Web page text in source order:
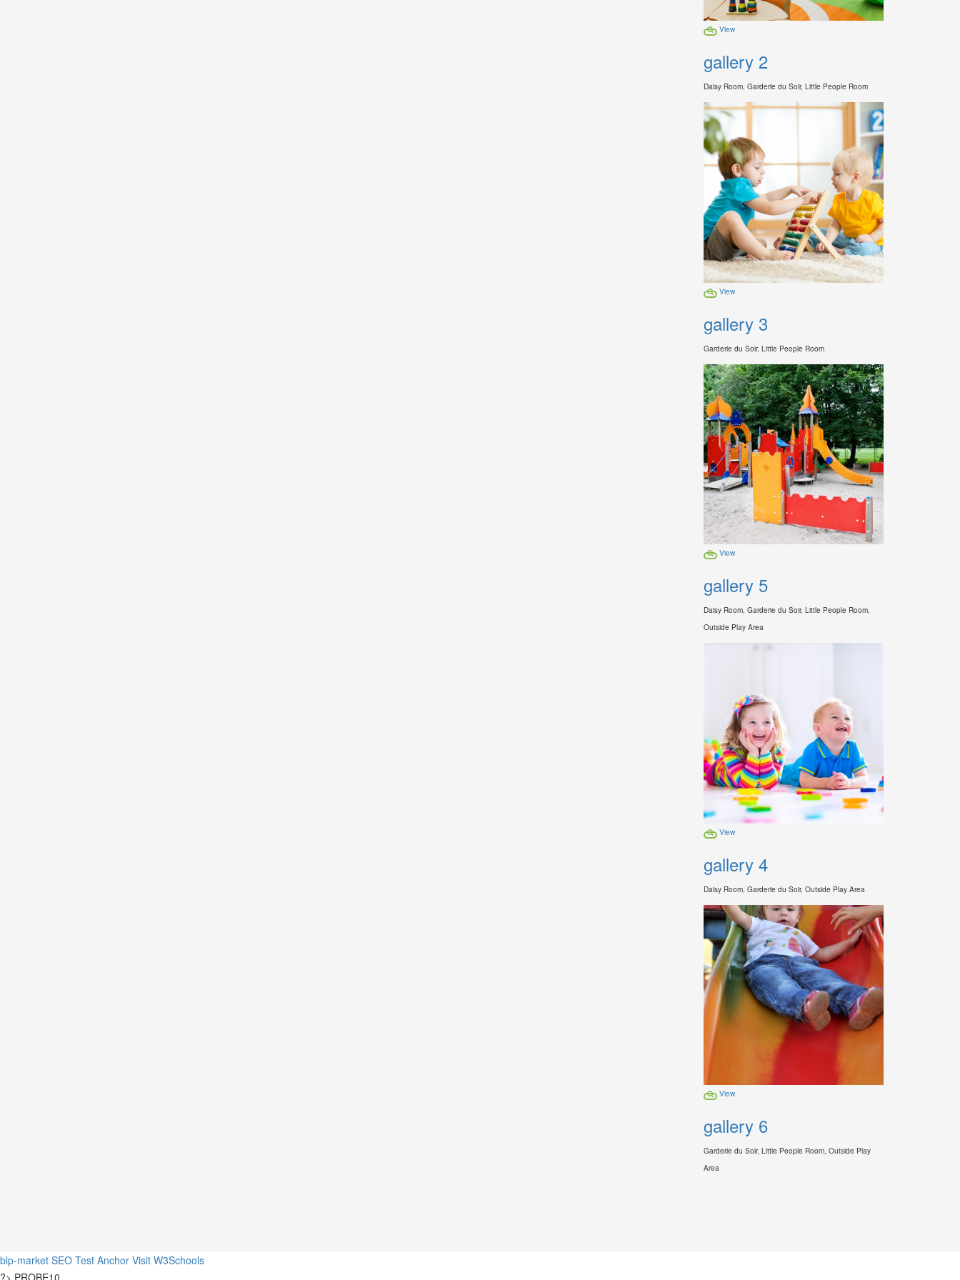
View
gallery 2
Daisy Room, Garderie du Soir, Little People Room
View
gallery 3
Garderie du Soir, Little People Room
View
gallery 5
Daisy Room, Garderie du Soir, Little People Room,
Outside Play Area
View
gallery 4
Daisy Room, Garderie du Soir, Outside Play Area
View
gallery 6
Garderie du Soir, Little People Room, Outside Play
Area
blp-market SEO Test Anchor Visit W3Schools
?>